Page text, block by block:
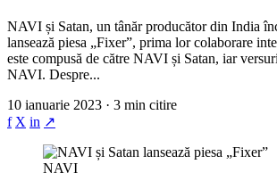
NAVI și Satan, un tânăr producător din India
lansează piesa „Fixer”, prima lor colaborare
este compusă de către NAVI și Satan, iar
NAVI. Despre...
10 ianuarie 2023 · 3 min citire
f X in ↗
NAVI